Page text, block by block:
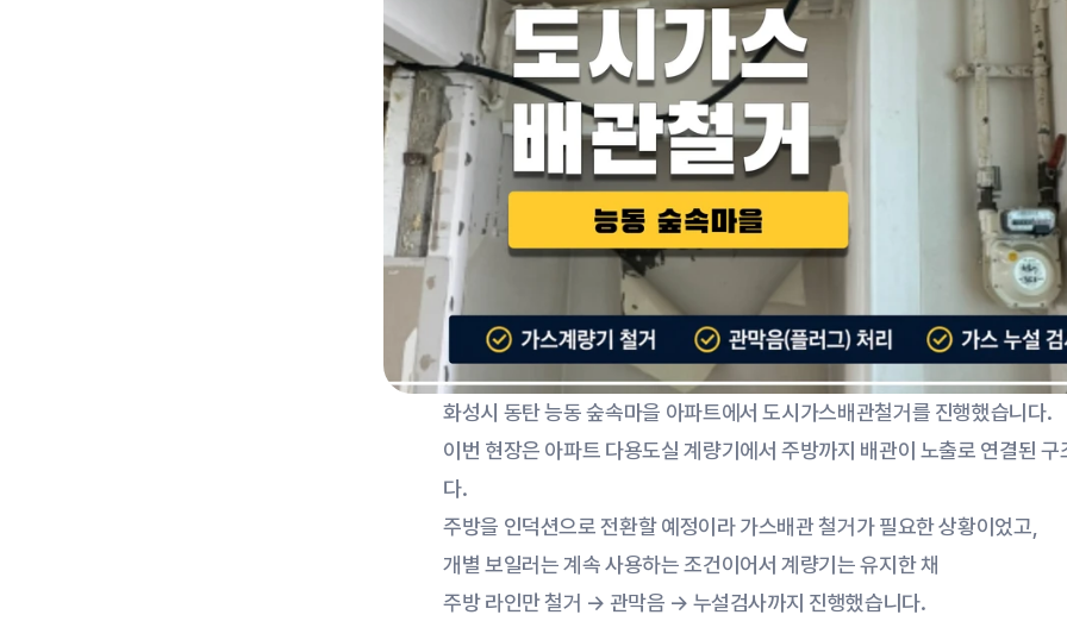
화성시 동탄 능동 숲속마을 아파트에서 도시가스배관철거를 진행했습니다.
이번 현장은 아파트 다용도실 계량기에서 주방까지 배관이 노출로 연결된 구
다.
주방을 인덕션으로 전환할 예정이라 가스배관 철거가 필요한 상황이었고,
개별 보일러는 계속 사용하는 조건이어서 계량기는 유지한 채
주방 라인만 철거 → 관막음 → 누설검사까지 진행했습니다.